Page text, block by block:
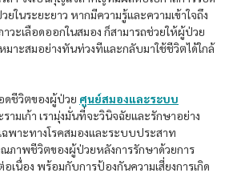
ในระยะยาว หากมีความรู้และความเข้าใจถึง
ะเลือดออกในสมอง ก็สามารถช่วยให้ผู้ป่วย
มาะสมอย่างทันท่วงทีและกลับมาใช้ชีวิตได้ใกล้
ดชีวิตของผู้ป่วย ศูนย์สมองและระบบ
ามเก้า เรามุ่งมั่นที่จะวินิจฉัยและรักษาอย่าง
ฉพาะทางโรคสมองและระบบประสาท
ณภาพชีวิตของผู้ป่วยหลังการรักษาด้วยการ
นื่อง พร้อมกับการป้องกันความเสี่ยงการเกิด